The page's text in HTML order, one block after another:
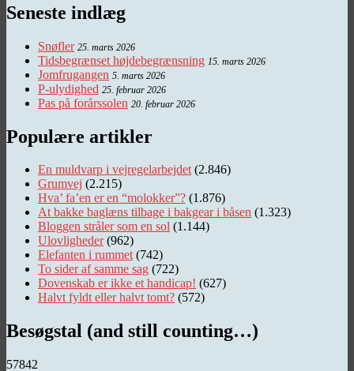
Seneste indlæg
Snøfler 25. marts 2026
Tidsbegrænset højdebegrænsning 15. marts 2026
Jomfrugangen 5. marts 2026
P-ulydighed 25. februar 2026
Pas på forårssolen 20. februar 2026
Populære artikler
En muldvarp i vejregelarbejdet (2.846)
Grumvej (2.215)
Hva’ fa’en er en “molokker”? (1.876)
At bakke baglæns tilbage i bakgear i båsen (1.323)
Bloggen stråler som en sol (1.144)
Ulovligheder (962)
Elefanten i rummet (742)
To sider af samme sag (722)
Dovenskab er ikke et handicap! (627)
Halvt fyldt eller halvt tomt? (572)
Besøgstal (and still counting…)
57842